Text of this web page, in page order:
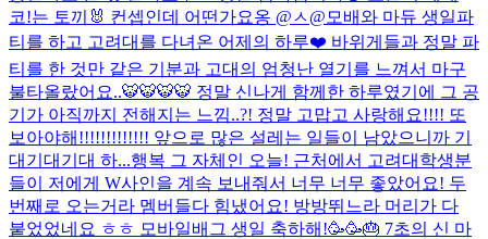
코!는 토끼🐰 컨셉인데 어떤가요옹 @ㅅ@ 모배와 마듀 생일파
티를 하고 고려대를 다녀온 어제의 하루❤️ 바위게들과 정말 파
티를 한 것만 같은 기분과 고대의 엄청난 열기를 느껴서 마구
불타올랐어요..🐯🐯🐯🐯 정말 신나게 함께한 하루였기에 그 공
기가 아직까지 전해지는 느낌..?! 정말 고맙고 사랑해요!!!! 또
보아야해!!!!!!!!!!!!! 앞으로 많은 설레는 일들이 남았으니까 기
대기대기대 하...행복 그 자체인 오늘! 근처에서 고려대학생분
들이 저에게 W사인을 계속 보내줘서 너무 너무 좋았어요! 두
번째로 오는거라 멤버들다 힘냈어요! 방방뛰느라 머리가 다
붙었었네요 ㅎㅎ 모바일배그 생일 축하해!🥳🥳🎂 7초의 신 마